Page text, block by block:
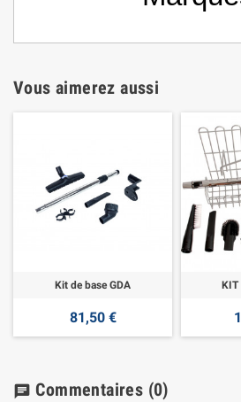
Vous aimerez aussi
Kit de base GDA
81,50 €
KIT
chat Commentaires (0)